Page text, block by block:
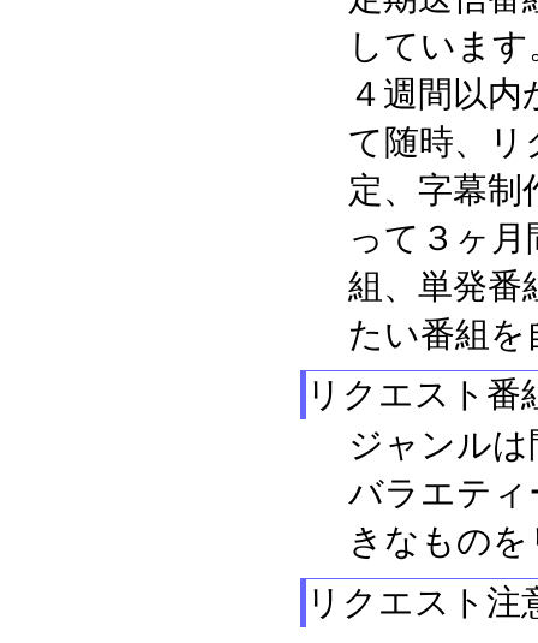
しています
４週間以
て随時、リ
定、字幕
って３ヶ
組、単発番
たい番組
リクエスト番
ジャンル
バラエティ
きなもの
リクエスト注